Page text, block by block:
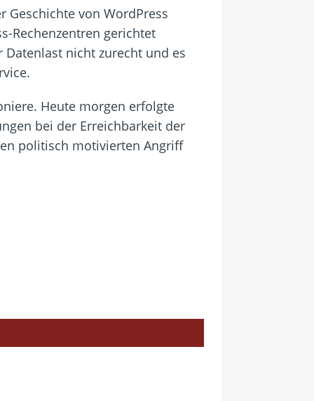
Geschichte von WordPress
Rechenzentren gerichtet
Datenlast nicht zurecht und es
Heute morgen erfolgte
bei der Erreichbarkeit der
politisch motivierten Angriff